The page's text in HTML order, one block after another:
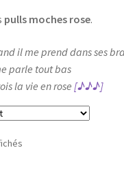
pulls moches rose.
il me prend dans ses
parle tout bas
la vie en rose [♪♪♪]